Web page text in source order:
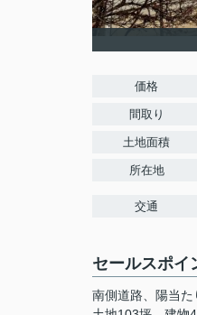
価格
間取り
土地面積
所在地
交通
セールスポイ
南側道路、陽当た